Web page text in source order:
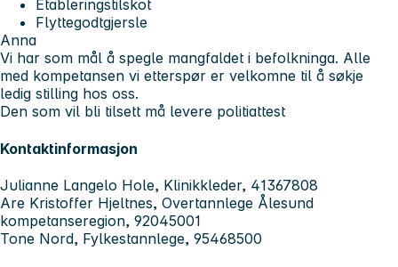
Etableringstilskot
Flyttegodtgjersle
Anna
Vi har som mål å spegle mangfaldet i befolkninga. Alle
med kompetansen vi etterspør er velkomne til å søkje
ledig stilling hos oss.
Den som vil bli tilsett må levere politiattest
Kontaktinformasjon
Julianne Langelo Hole, Klinikkleder, 41367808
Are Kristoffer Hjeltnes, Overtannlege Ålesund
kompetanseregion, 92045001
Tone Nord, Fylkestannlege, 95468500